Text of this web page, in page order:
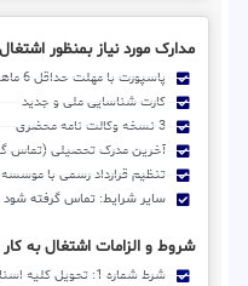
مدارک مورد نیاز بمنظور
پاسپورت با مهلت حداقل 6 ماهه تا پایان انقضا
کارت شناسایی ملی و جدید
3 نسخه وکالت نامه محضری
آخرین مدرک تحصیلی (تماس
تنظیم قرارداد رسمی با موسسه
سایر شرایط: تماس گرفته شود
شروط و الزامات اشتغال به
شرط شماره 1: تحویل کلیه اسناد و مدارک متقاضی